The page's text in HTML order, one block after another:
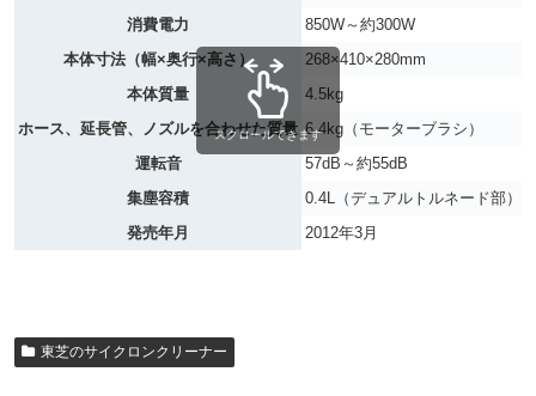
消費電力
850W～約300W
本体寸法（幅×奥行×高さ）
268×410×280mm
本体質量
4.5kg
ホース、延長管、ノズルを合わせた質量 6.4kg（モーターブラシ）
運転音
57dB～約55dB
集塵容積
0.4L（デュアルトルネード部）
発売年月
2012年3月
スクロールできます
東芝のサイクロンクリーナー